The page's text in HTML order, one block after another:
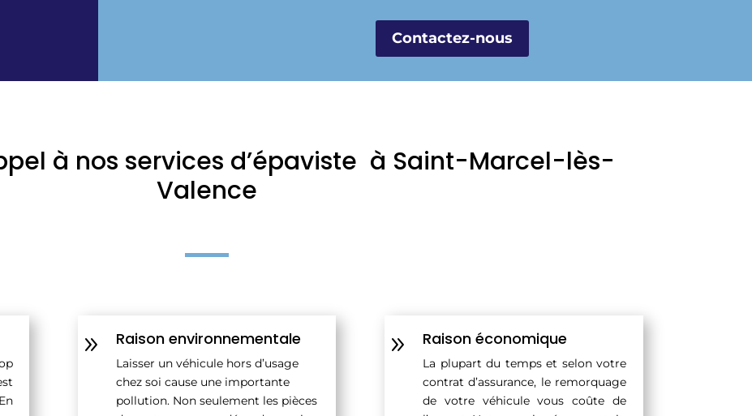
Contactez-nous
à nos services d’épaviste à Saint-Marcel-lès-
Valence
9 Raison environnementale
Laisser un véhicule hors d’usage
chez soi cause une importante
pollution. Non seulement les pièces
9 Raison économique
La plupart du temps et selon votre
contrat d’assurance, le remorquage
de votre véhicule vous coûte de